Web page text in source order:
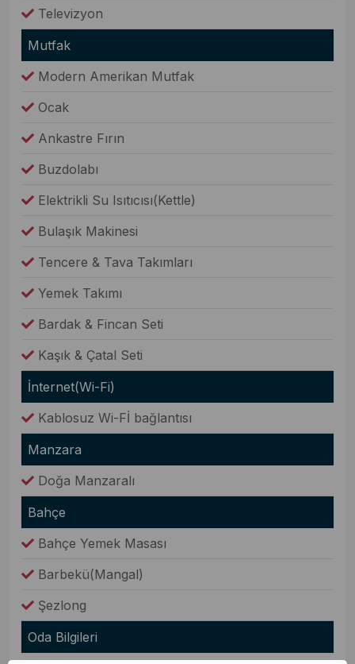
Televizyon
Mutfak
Modern Amerikan Mutfak
Ocak
Ankastre Fırın
Buzdolabı
Elektrikli Su Isıtıcısı(Kettle)
Bulaşık Makinesi
Tencere & Tava Takımları
Yemek Takımı
Bardak & Fincan Seti
Kaşık & Çatal Seti
İnternet(Wi-Fi)
Kablosuz Wi-Fİ bağlantısı
Manzara
Doğa Manzaralı
Bahçe
Bahçe Yemek Masası
Barbekü(Mangal)
Şezlong
Oda Bilgileri